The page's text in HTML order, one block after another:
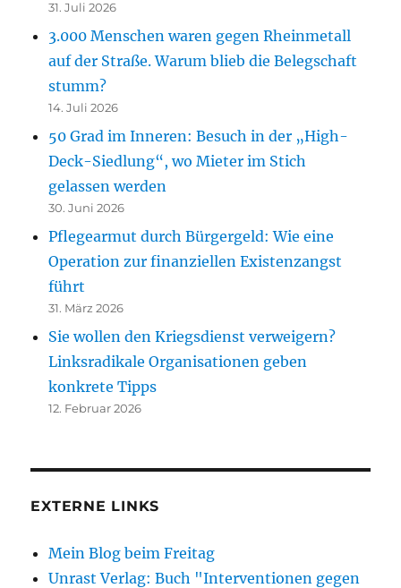
31. Juli 2026
3.000 Menschen waren gegen Rheinmetall
auf der Straße. Warum blieb die Belegschaft
stumm?
14. Juli 2026
50 Grad im Inneren: Besuch in der „High-
Deck-Siedlung“, wo Mieter im Stich
gelassen werden
30. Juni 2026
Pflegearmut durch Bürgergeld: Wie eine
Operation zur finanziellen Existenzangst
führt
31. März 2026
Sie wollen den Kriegsdienst verweigern?
Linksradikale Organisationen geben
konkrete Tipps
12. Februar 2026
EXTERNE LINKS
Mein Blog beim Freitag
Unrast Verlag: Buch "Interventionen gegen